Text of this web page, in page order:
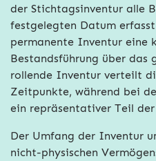
der Stichtagsinventur alle
festgelegten Datum
permanente Inventur eine
Bestandsführung über das
rollende Inventur verteilt
Zeitpunkte, während bei
ein repräsentativer Teil
Der Umfang der Inventur
nicht-physischen